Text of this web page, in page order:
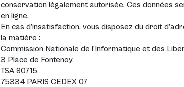
conservation légalement autorisée. Ces données
en ligne.
En cas d’insatisfaction, vous disposez du droit
la matière :
Commission Nationale de l’Informatique et des
3 Place de Fontenoy
TSA 80715
75334 PARIS CEDEX 07